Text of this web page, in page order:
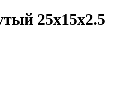
25х15х2.5